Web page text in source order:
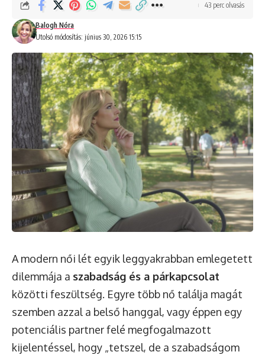
Utolsó módosítás: június 30, 2026 15:15
Balogh Nóra
43 perc olvasás
A modern női lét egyik leggyakrabban emlegetett
dilemmája a szabadság és a párkapcsolat
közötti feszültség. Egyre több nő találja magát
szemben azzal a belső hanggal, vagy éppen egy
potenciális partner felé megfogalmazott
kijelentéssel, hogy „tetszel, de a szabadságom